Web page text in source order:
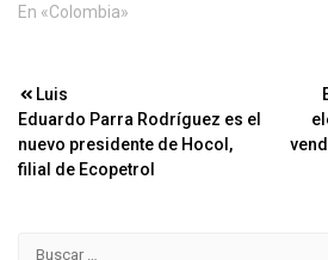
En «Colombia»
Navegación
de
entradas
Luis
Eduardo Parra Rodríguez es el
nuevo presidente de Hocol,
filial de Ecopetrol